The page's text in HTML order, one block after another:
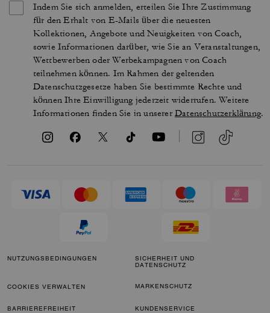
Indem Sie sich anmelden, erteilen Sie Ihre Zustimmung
für den Erhalt von E-Mails über die neuesten
Kollektionen, Angebote und Neuigkeiten von Coach,
sowie Informationen darüber, wie Sie an Veranstaltungen,
Wettbewerben oder Werbekampagnen von Coach
teilnehmen können. Im Rahmen der geltenden
Datenschutzgesetze haben Sie bestimmte Rechte und
können Ihre Einwilligung jederzeit widerrufen. Weitere
Informationen finden Sie in unsererDatenschutzerklärung.
NUTZUNGSBEDINGUNGEN
SICHERHEIT UND
DATENSCHUTZ
COOKIES VERWALTEN MARKENSCHUTZ
BARRIEREFREIHEIT KUNDENSERVICE